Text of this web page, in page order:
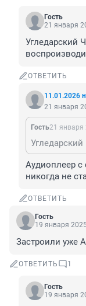
Гость
21 января
Угледарский
ОТВЕТИТЬ
11.01.2026
21 января
Гость21 января
Аудиоплеер
никогда не
ОТВЕТИТЬ
Гость
19 января
Застроили уже
ОТВЕТИТЬ 1
Гость
19 января